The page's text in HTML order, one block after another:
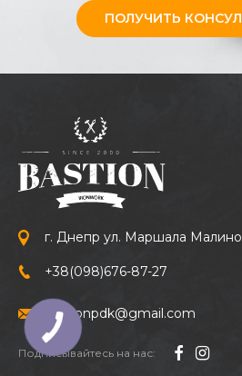
ПОЛУЧИТЬ
г. Днепр ул. Маршала
+38(098)676-87-27
bastionpdk@gmail.com
Подписывайтесь на нас: